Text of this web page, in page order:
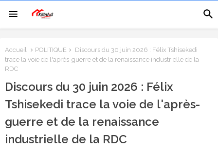
Accueil POLITIQUE
Discours du 30 juin 2026 : Félix Tshisekedi
trace la voie de l'après-guerre et de la renaissance industrielle de la
RDC
Discours du 30 juin 2026 : Félix
Tshisekedi trace la voie de l'après-
guerre et de la renaissance
industrielle de la RDC